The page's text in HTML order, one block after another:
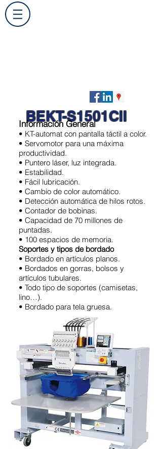
BEKT-S1501CII
Información General
• KT-automat con pantalla táctil a color.
• Servomotor para una máxima
productividad.
• Puntero láser, luz integrada.
• Estabilidad.
• Fácil lubricación.
• Cambio de color automático.
• Detección automática de hilos rotos.
• Contador de bobinas.
• Capacidad de 70 millones de
puntadas.
• 100 espacios de memoria.
Soportes y tipos de bordado
• Bordado en artículos planos.
• Bordados en gorras, bolsos y
artículos tubulares.
• Todo tipo de soportes (camisetas,
lino…).
• Bordado para tela gruesa.